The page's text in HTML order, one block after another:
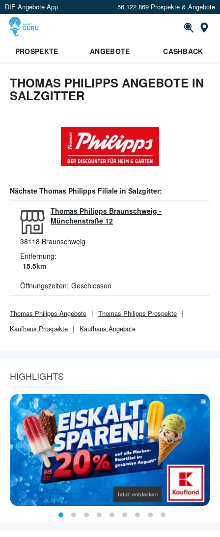
DIE Angebote App 56.122.869 Prospekte & Angebote
PROSPEKTE
ANGEBOTE CASHBACK
THOMAS PHILIPPS ANGEBOTE IN
SALZGITTER
Nächste Thomas Philipps Filiale in Salzgitter:
Thomas Philipps Braunschweig -
Münchenstraße 12
38118 Braunschweig
Entfernung:
15.5km
Öffnungszeiten: Geschlossen
Thomas Philipps Angebote Thomas Philipps Prospekte
Kaufhaus Prospekte Kaufhaus Angebote
HIGHLIGHTS